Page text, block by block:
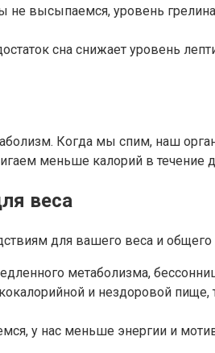
не высыпаемся, уровень
сна снижает уровень
Когда мы спим, наш
меньше калорий в течение
веса
для вашего веса и
метаболизма,
и нездоровой
у нас меньше энергии и